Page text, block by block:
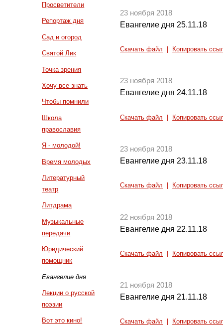
Просветители
Репортаж дня
Сад и огород
Святой Лик
Точка зрения
Хочу все знать
Чтобы помнили
Школа
православия
Я - молодой!
Время молодых
Литературный
театр
Литдрама
Музыкальные
передачи
Юридический
помощник
Евангелие дня
Лекции о русской
поэзии
Вот это кино!
23 ноября 2018
Евангелие дня 25.11.18
Скачать файл Копировать
23 ноября 2018
Евангелие дня 24.11.18
Скачать файл Копировать
23 ноября 2018
Евангелие дня 23.11.18
Скачать файл Копировать
22 ноября 2018
Евангелие дня 22.11.18
Скачать файл Копировать
21 ноября 2018
Евангелие дня 21.11.18
Скачать файл Копировать